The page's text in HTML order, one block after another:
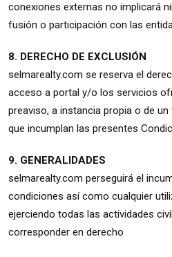
conexiones externas no implicará
fusión o participación con las
8. DERECHO DE EXCLUSIÓN
selmarealty.com se reserva el
acceso a portal y/o los servicios
preaviso, a instancia propia o de
que incumplan las presentes
9. GENERALIDADES
selmarealty.com perseguirá el
condiciones así como cualquier
ejerciendo todas las actividades
corresponder en derecho